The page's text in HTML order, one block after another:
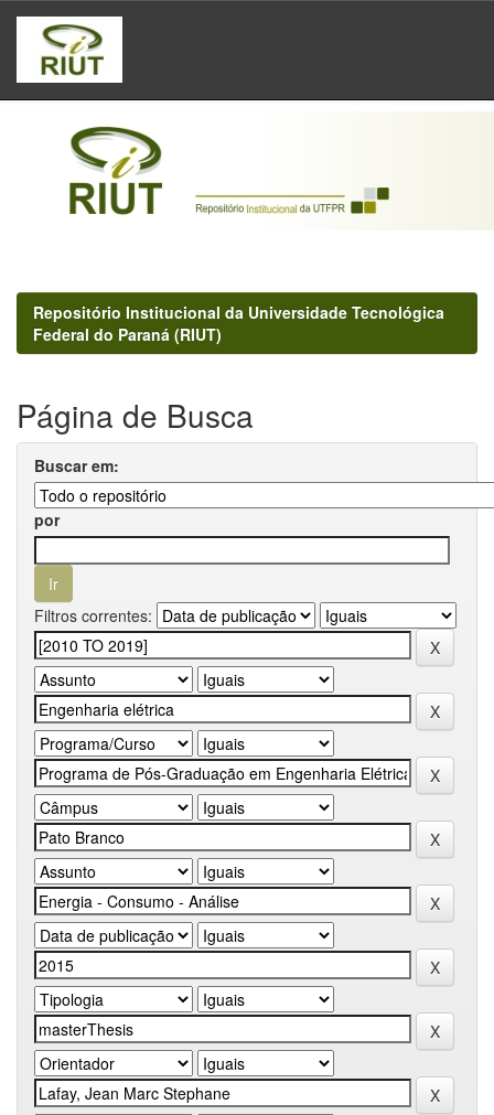
Skip
navigation
Repositório Institucional da Universidade Tecnológica
Federal do Paraná (RIUT)
Página de Busca
Buscar em:
por
Filtros correntes: